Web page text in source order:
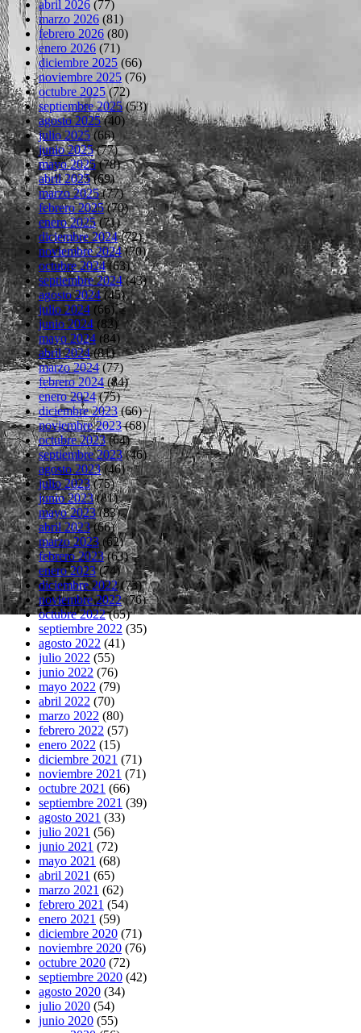
abril 2026 (77)
marzo 2026 (81)
febrero 2026 (80)
enero 2026 (71)
diciembre 2025 (66)
noviembre 2025 (76)
octubre 2025(72)
septiembre 2025(53)
agosto 2025(40)
julio 2025(66)
junio 2025(77)
mayo 2025(78)
abril 2025(69)
marzo 2025(77)
febrero 2025(70)
enero 2025(71)
diciembre 2024(72)
noviembre 2024(70)
octubre 2024(63)
septiembre 2024(43)
agosto 2024(45)
julio 2024(66)
junio 2024 (82)
mayo 2024 (84)
abril 2024(81)
marzo 2024(77)
febrero 2024(84)
enero 2024(75)
diciembre 2023(66)
noviembre 2023(68)
octubre 2023(64)
septiembre 2023(46)
agosto 2023(46)
julio 2023(75)
junio 2023(81)
mayo 2023(83)
abril 2023(66)
marzo 2023(62)
febrero 2023(63)
enero 2023(74)
diciembre 2022(73)
noviembre 2022(76)
octubre 2022(65)
septiembre 2022 (35)
agosto 2022 (41)
julio 2022 (55)
junio 2022 (76)
mayo 2022 (79)
abril 2022 (70)
marzo 2022 (80)
febrero 2022 (57)
enero 2022 (15)
diciembre 2021 (71)
noviembre 2021 (71)
octubre 2021 (66)
septiembre 2021 (39)
agosto 2021 (33)
julio 2021 (56)
junio 2021 (72)
mayo 2021 (68)
abril 2021 (65)
marzo 2021 (62)
febrero 2021 (54)
enero 2021 (59)
diciembre 2020 (71)
noviembre 2020 (76)
octubre 2020 (72)
septiembre 2020 (42)
agosto 2020 (34)
julio 2020 (54)
junio 2020 (55)